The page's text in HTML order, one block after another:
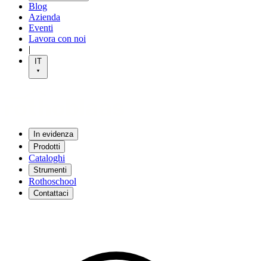
Blog
Azienda
Eventi
Lavora con noi
|
IT
In evidenza
Prodotti
Cataloghi
Strumenti
Rothoschool
Contattaci